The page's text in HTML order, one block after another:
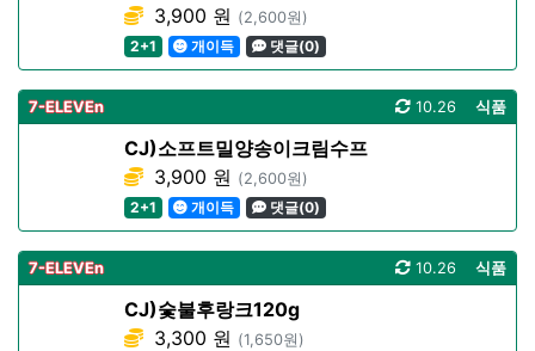
3,900 원 (2,600원)
2+1
개이득 댓글(0)
7-ELEVEn 식품
10.26
CJ)소프트밀양송이크림수프
3,900 원 (2,600원)
2+1
개이득 댓글(0)
7-ELEVEn 식품
10.26
CJ)숯불후랑크120g
3,300 원 (1,650원)